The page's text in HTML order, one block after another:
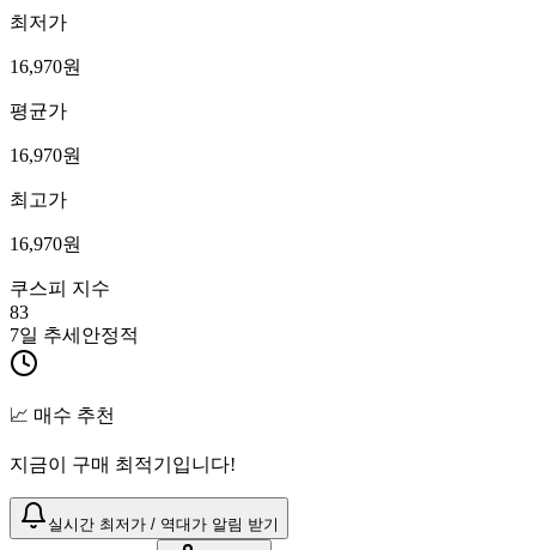
최저가
16,970원
평균가
16,970원
최고가
16,970원
쿠스피 지수
83
7일 추세 안정적
📈 매수 추천
지금이 구매 최적기입니다!
실시간 최저가 / 역대가 알림 받기